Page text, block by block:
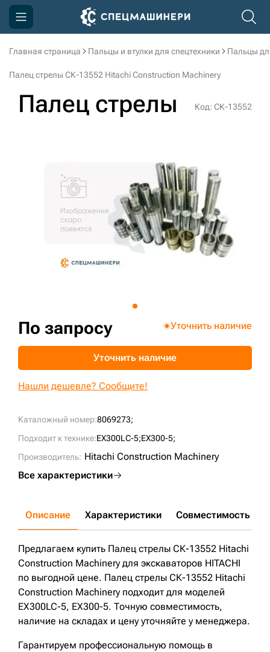
Главная страница Пальцы и втулки для спецтехники Пальцы
Палец стрелы СК-13552 Hitachi Construction Machinery
Палец стрелы Код: СК-13552
Каталожный номер:8069273;
Подходит к технике:EX300LC-5;EX300-5;
Производитель: Hitachi Construction Machinery
Все характеристики
По запросу Уточнить наличие
Уточнить наличие
Нашли дешевле? Сообщите!
Описание Характеристики Совместимость
Предлагаем купить Палец стрелы СК-13552 Hitachi
Construction Machinery для экскаваторов HITACHI
по выгодной цене. Палец стрелы СК-13552 Hitachi
Construction Machinery подходит для моделей
EX300LC-5, EX300-5. Точную совместимость,
наличие на складах и цену уточняйте у менеджера.
Гарантируем профессиональную помощь в
Компания
Доставка и оплата
3D тур по производству
3D тур по складам
sksale@skdst.ru